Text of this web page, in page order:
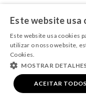
COPYRIGHT 2026 -
Powered byMZ|
Este website usa
Este website usa cookies
utilizar o nosso website,
Cookies.
MOSTRAR
ACEITAR TODOS